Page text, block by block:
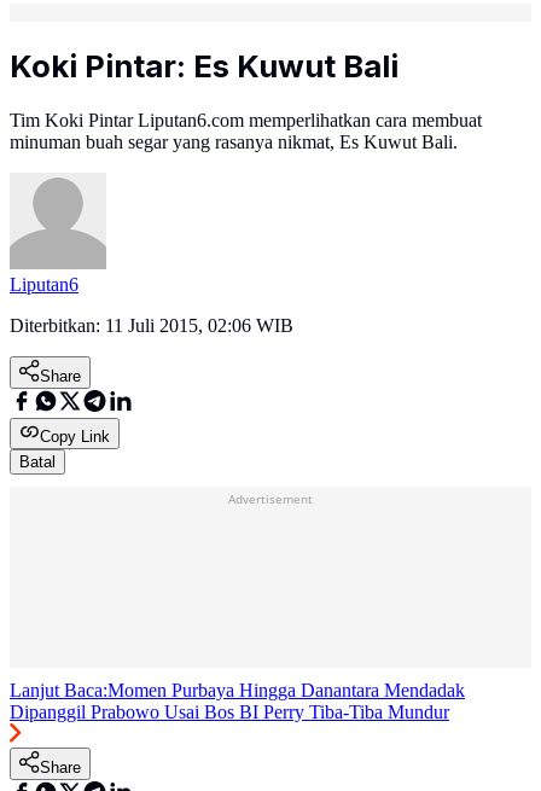
Koki Pintar: Es Kuwut Bali
Tim Koki Pintar Liputan6.com memperlihatkan cara membuat
minuman buah segar yang rasanya nikmat, Es Kuwut Bali.
Liputan6
Diterbitkan: 11 Juli 2015, 02:06 WIB
Share
Copy Link
Batal
Advertisement
Lanjut Baca:Momen Purbaya Hingga Danantara Mendadak
Dipanggil Prabowo Usai Bos BI Perry Tiba-Tiba Mundur
Share